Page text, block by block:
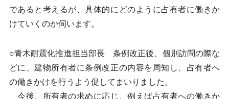
であると考えるが、具体的にどのように占有者に働きか
けていくのか伺います。
○青木耐震化推進担当部長 条例改正後、個別訪問の際な
どに、建物所有者に条例改正の内容を周知し、占有者へ
の働きかけを行うよう促してまいりました。
今後、所有者の求めに応じ、例えば占有者への働きか